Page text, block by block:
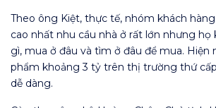
Theo ông Kiệt, thực tế, nhóm khách
cao nhất nhu cầu nhà ở rất lớn nhưng họ
gì, mua ở đâu và tìm ở đâu để mua. Hiện
phẩm khoảng 3 tỷ trên thị trường thứ
dễ dàng.